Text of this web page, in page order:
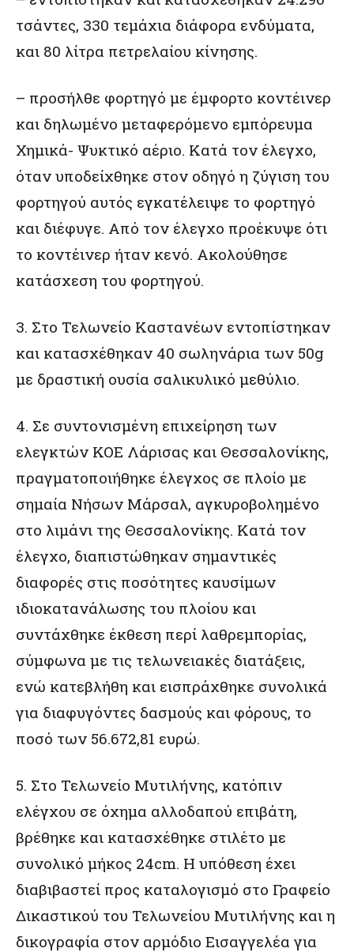
τσάντες, 330 τεμάχια διάφορα ενδύματα,
και 80 λίτρα πετρελαίου κίνησης.
– προσήλθε φορτηγό με έμφορτο κοντέινερ
και δηλωμένο μεταφερόμενο εμπόρευμα
Χημικά- Ψυκτικό αέριο. Κατά τον έλεγχο,
όταν υποδείχθηκε στον οδηγό η ζύγιση του
φορτηγού αυτός εγκατέλειψε το φορτηγό
και διέφυγε. Από τον έλεγχο προέκυψε ότι
το κοντέινερ ήταν κενό. Ακολούθησε
κατάσχεση του φορτηγού.
3. Στο Τελωνείο Καστανέων εντοπίστηκαν
και κατασχέθηκαν 40 σωληνάρια των 50g
με δραστική ουσία σαλικυλικό μεθύλιο.
4. Σε συντονισμένη επιχείρηση των
ελεγκτών ΚΟΕ Λάρισας και Θεσσαλονίκης,
πραγματοποιήθηκε έλεγχος σε πλοίο με
σημαία Νήσων Μάρσαλ, αγκυροβολημένο
στο λιμάνι της Θεσσαλονίκης. Κατά τον
έλεγχο, διαπιστώθηκαν σημαντικές
διαφορές στις ποσότητες καυσίμων
ιδιοκατανάλωσης του πλοίου και
συντάχθηκε έκθεση περί λαθρεμπορίας,
σύμφωνα με τις τελωνειακές διατάξεις,
ενώ κατεβλήθη και εισπράχθηκε συνολικά
για διαφυγόντες δασμούς και φόρους, το
ποσό των 56.672,81 ευρώ.
5. Στο Τελωνείο Μυτιλήνης, κατόπιν
ελέγχου σε όχημα αλλοδαπού επιβάτη,
βρέθηκε και κατασχέθηκε στιλέτο με
συνολικό μήκος 24cm. Η υπόθεση έχει
διαβιβαστεί προς καταλογισμό στο Γραφείο
Δικαστικού του Τελωνείου Μυτιλήνης και η
δικογραφία στον αρμόδιο Εισαγγελέα για